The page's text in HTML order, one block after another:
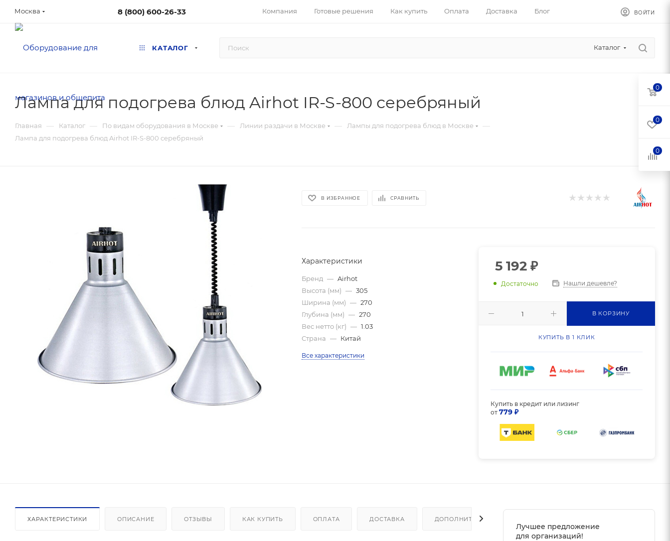
Москва 8 (800) 600-26-33 Компания Готовые решения Как купить Оплата Доставка Блог ВОЙТИ
КАТАЛОГ Каталог
Лампа для подогрева блюд Airhot IR-S-800 серебряный
Главная — Каталог — По видам оборудования в Москве — Линии раздачи в Москве — Лампы для подогрева блюд в Москве —
Лампа для подогрева блюд Airhot IR-S-800 серебряный
В ИЗБРАННОЕ СРАВНИТЬ
Характеристики
Бренд — Airhot
Высота (мм) — 305
Ширина (мм) — 270
Глубина (мм) — 270
Вес нетто (кг) — 1.03
Страна — Китай
Все характеристики
5 192₽
Достаточно Нашли дешевле?
В КОРЗИНУ
КУПИТЬ В 1 КЛИК
Купить в кредит или лизинг
от779 ₽
ХАРАКТЕРИСТИКИ ОПИСАНИЕ ОТЗЫВЫ КАК КУПИТЬ ОПЛАТА ДОСТАВКА ДОПОЛНИТЕЛЬНО
Лучшее предложение
для организаций!
0
0
0